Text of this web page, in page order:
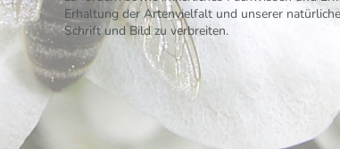
Erhaltung der Artenvielfalt und unserer
Schrift und Bild zu verbreiten.